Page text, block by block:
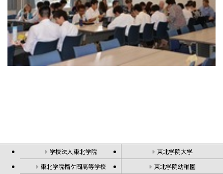
学校法人東北学院
東北学院大学
東北学院榴ケ岡高等学校
東北学院幼稚園